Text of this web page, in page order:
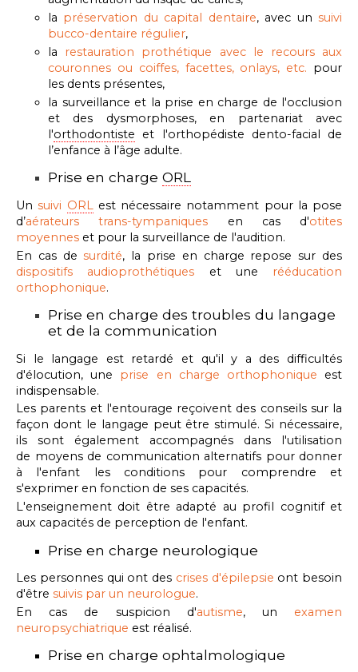
la préservation du capital dentaire,avec unsuivi
bucco-dentaire régulier,
la restauration prothétique avec le recours aux
couronnes ou coiffes, facettes, onlays, etc. pour
les dents présentes,
la surveillance et la prise en charge de l'occlusion
et des dysmorphoses, en partenariat avec
l'orthodontiste et l'orthopédiste dento-facial de
l’enfance à l’âge adulte.
Prise en charge ORL
Unsuivi ORLest nécessaire notamment pour la pose
d’aérateurs trans-tympaniques en cas d'otites
moyennes et pour la surveillance de l'audition.
En cas desurdité, la prise en charge repose sur des
dispositifs audioprothétiques et une rééducation
orthophonique.
Prise en charge des troubles du langage
et de la communication
Si le langage est retardé et qu'il y a des difficultés
d'élocution, une prise en charge orthophonique est
indispensable.
Les parents et l'entourage reçoivent des conseils sur la
façon dont le langage peut être stimulé. Si nécessaire,
ils sont également accompagnés dans l'utilisation
de moyens de communication alternatifs pour donner
à l'enfant les conditions pour comprendre et
s'exprimer en fonction de ses capacités.
L'enseignement doit être adapté au profil cognitif et
aux capacités de perception de l'enfant.
Prise en charge neurologique
Les personnes qui ont des crises d'épilepsie ont besoin
d'être suivis par un neurologue.
En cas de suspicion d'autisme, un examen
neuropsychiatrique est réalisé.
Prise en charge ophtalmologique